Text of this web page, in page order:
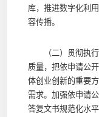
库，推进数字化利
容传播。
（二）贯彻执行
质量，把依申请公
体创业创新的重要
需求。加强依申请
答复文书规范化水